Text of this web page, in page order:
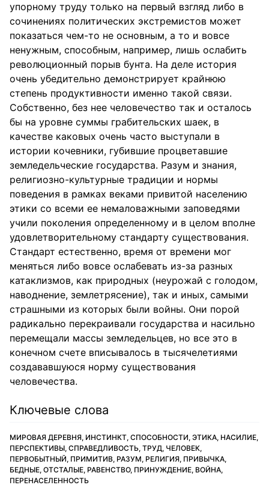
упорному труду только на первый взгляд либо в
сочинениях политических экстремистов может
показаться чем-то не основным, а то и вовсе
ненужным, способным, например, лишь ослабить
революционный порыв бунта. На деле история
очень убедительно демонстрирует крайнюю
степень продуктивности именно такой связи.
Собственно, без нее человечество так и осталось
бы на уровне суммы грабительских шаек, в
качестве каковых очень часто выступали в
истории кочевники, губившие процветавшие
земледельческие государства. Разум и знания,
религиозно-культурные традиции и нормы
поведения в рамках веками привитой населению
этики со всеми ее немаловажными заповедями
учили поколения определенному и в целом вполне
удовлетворительному стандарту существования.
Стандарт естественно, время от времени мог
меняться либо вовсе ослабевать из-за разных
катаклизмов, как природных (неурожай с голодом,
наводнение, землетрясение), так и иных, самыми
страшными из которых были войны. Они порой
радикально перекраивали государства и насильно
перемещали массы земледельцев, но все это в
конечном счете вписывалось в тысячелетиями
создававшуюся норму существования
человечества.
Ключевые слова
МИРОВАЯ ДЕРЕВНЯ, ИНСТИНКТ, СПОСОБНОСТИ, ЭТИКА, НАСИЛИЕ,
ПЕРСПЕКТИВЫ, СПРАВЕДЛИВОСТЬ, ТРУД, ЧЕЛОВЕК,
ПЕРВОБЫТНЫЙ, ПРИМИТИВ, РАЗУМ, РЕЛИГИЯ, ПРИВЫЧКА,
БЕДНЫЕ, ОТСТАЛЫЕ, РАВЕНСТВО, ПРИНУЖДЕНИЕ, ВОЙНА,
ПЕРЕНАСЕЛЕННОСТЬ